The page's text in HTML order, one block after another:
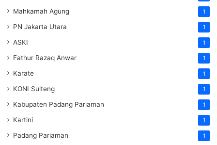
Mahkamah Agung 1
PN Jakarta Utara 1
ASKI 1
Fathur Razaq Anwar 1
Karate 1
KONI Sulteng 1
Kabupaten Padang Pariaman 1
Kartini 1
Padang Pariaman 1